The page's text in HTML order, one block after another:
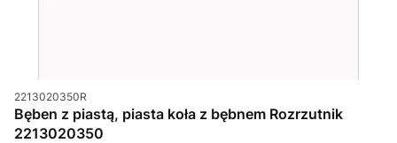
Kod produktu
2213020350R
Bęben z piastą, piasta koła z bębnem Rozrzutnik
2213020350